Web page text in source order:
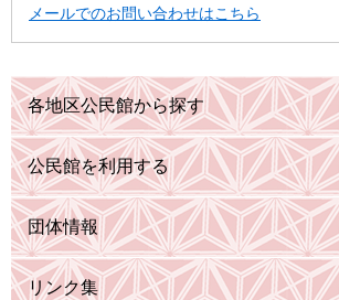
メールでのお問い合わせはこちら
各地区公民館から探す
公民館を利用する
団体情報
リンク集